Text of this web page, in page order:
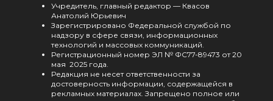
Учредитель, главный редактор — Квасов
Анатолий Юрьевич
Зарегистрировано Федеральной службой по
надзору в сфере связи, информационных
технологий и массовых коммуникаций.
Регистрационный номер ЭЛ № ФС77-89473 от 20
мая 2025 года.
Редакция не несет ответственности за
достоверность информации, содержащейся в
рекламных материалах. Запрещено полное или